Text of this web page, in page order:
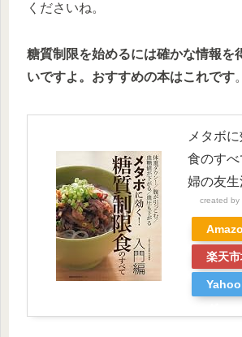
くださいね。
糖質制限を始めるには確かな情報を
いですよ。おすすめの本はこれです。
メタボ
食のす
婦の友
created by
楽天